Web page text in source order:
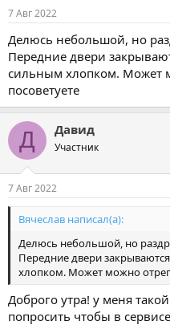
м
ы
а
л
7 Авг 2022
Делюсь небольшой, но
Передние двери
сильным хлопком. Может
посоветуете
Д Давид
Участник
7 Авг 2022
Вячеслав написал(а):
Делюсь небольшой, но
Передние двери
хлопком. Может можно
Доброго утра! у меня
попросить чтобы в